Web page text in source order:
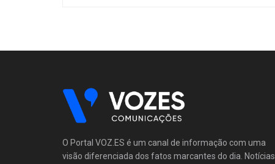
O Portal VOZ.ES é um canal de informação com uma
visão diferenciada dos fatos marcantes do dia. Notícias